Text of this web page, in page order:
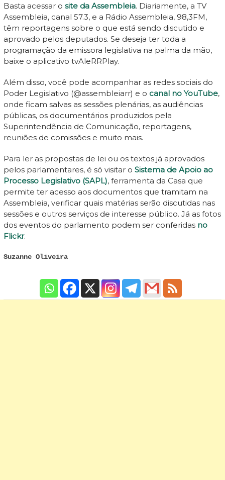
Basta acessar o site da Assembleia. Diariamente, a TV
Assembleia, canal 57.3, e a Rádio Assembleia, 98,3FM,
têm reportagens sobre o que está sendo discutido e
aprovado pelos deputados. Se deseja ter toda a
programação da emissora legislativa na palma da mão,
baixe o aplicativo tvAleRRPlay.
Além disso, você pode acompanhar as redes sociais do
Poder Legislativo (@assembleiarr) e o canal no YouTube,
onde ficam salvas as sessões plenárias, as audiências
públicas, os documentários produzidos pela
Superintendência de Comunicação, reportagens,
reuniões de comissões e muito mais.
Para ler as propostas de lei ou os textos já aprovados
pelos parlamentares, é só visitar o Sistema de Apoio ao
Processo Legislativo (SAPL), ferramenta da Casa que
permite ter acesso aos documentos que tramitam na
Assembleia, verificar quais matérias serão discutidas nas
sessões e outros serviços de interesse público. Já as fotos
dos eventos do parlamento podem ser conferidas no
Flickr.
Suzanne Oliveira